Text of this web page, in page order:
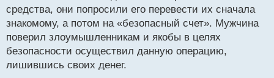
средства, они попросили его перевести их сначала
знакомому, а потом на «безопасный счет». Мужчина
поверил злоумышленникам и якобы в целях
безопасности осуществил данную операцию,
лишившись своих денег.